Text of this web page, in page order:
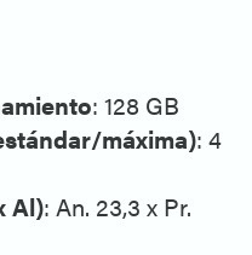
: 128 GB
máxima): 4
Al): An. 23,3 x Pr.